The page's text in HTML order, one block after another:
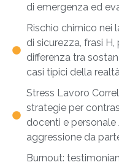
di emergenza ed
Rischio chimico nei
di sicurezza, frasi
differenza tra
casi tipici della
Stress Lavoro
strategie per
docenti e personale
aggressione da
Burnout: